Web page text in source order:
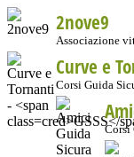
2nove9
Associazione
Curve e
Corsi Guida
Corsi